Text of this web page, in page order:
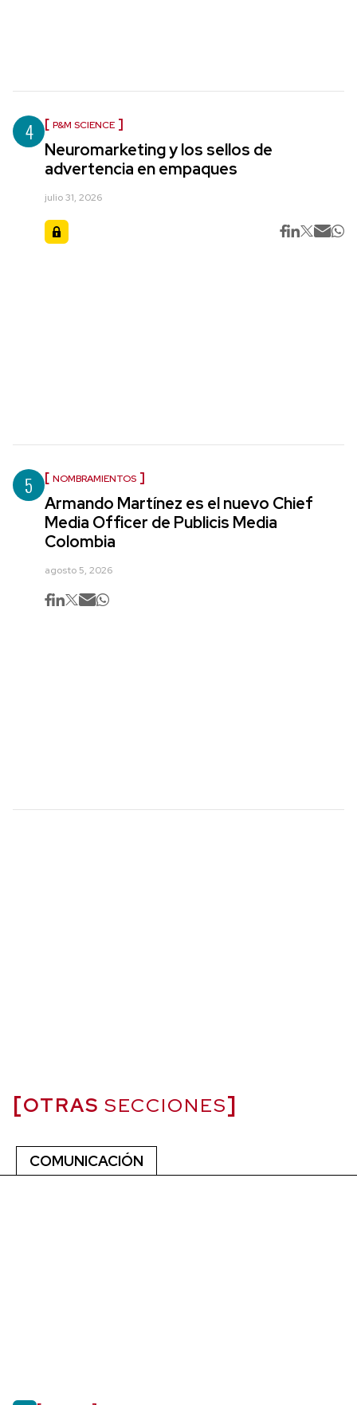
4 P&M SCIENCE
Neuromarketing y los sellos de
advertencia en empaques
julio 31, 2026
5 NOMBRAMIENTOS
Armando Martínez es el nuevo Chief
Media Officer de Publicis Media
Colombia
agosto 5, 2026
OTRAS SECCIONES
COMUNICACIÓN